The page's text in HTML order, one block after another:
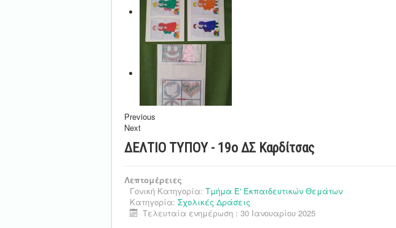
Previous
Next
ΔΕΛΤΙΟ ΤΥΠΟΥ - 19ο ΔΣ Καρδίτσας
Λεπτομέρειες
Γονική Κατηγορία: Τμήμα Ε' Εκπαιδευτικών Θεμάτων
Κατηγορία: Σχολικές Δράσεις
Τελευταία ενημέρωση : 30 Ιανουαρίου 2025